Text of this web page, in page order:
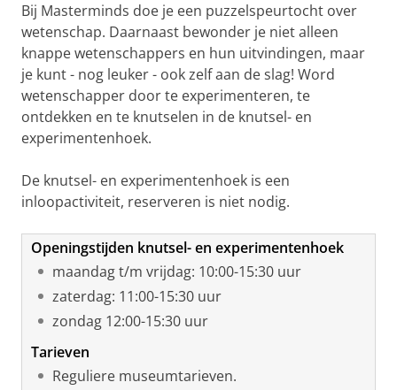
Bij Masterminds doe je een puzzelspeurtocht over
wetenschap. Daarnaast bewonder je niet alleen
knappe wetenschappers en hun uitvindingen, maar
je kunt - nog leuker - ook zelf aan de slag! Word
wetenschapper door te experimenteren, te
ontdekken en te knutselen in de knutsel- en
experimentenhoek.
De knutsel- en experimentenhoek is een
inloopactiviteit, reserveren is niet nodig.
Openingstijden knutsel- en experimentenhoek
maandag t/m vrijdag: 10:00-15:30 uur
zaterdag: 11:00-15:30 uur
zondag 12:00-15:30 uur
Tarieven
Reguliere museumtarieven.